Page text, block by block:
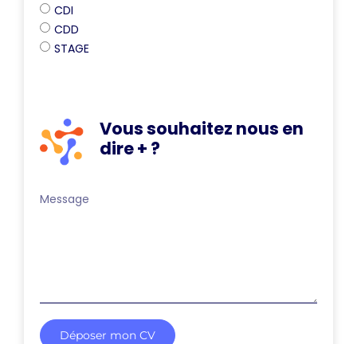
CDI
CDD
STAGE
Vous souhaitez nous en
dire + ?
Déposer mon CV